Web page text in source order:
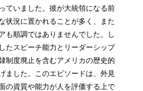
ていました。彼が大統領になる前
状況に置かれることが多く、また
も順調ではありませんでした。し
たスピーチ能力とリーダーシップ
制度廃止を含むアメリカの歴史的
ました。このエピソードは、外見
の資質や能力が人を評価する上で